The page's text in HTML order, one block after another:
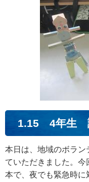
1.15 4年生
本日は、地域のボラン
ていただきました。
本で、夜でも緊急時